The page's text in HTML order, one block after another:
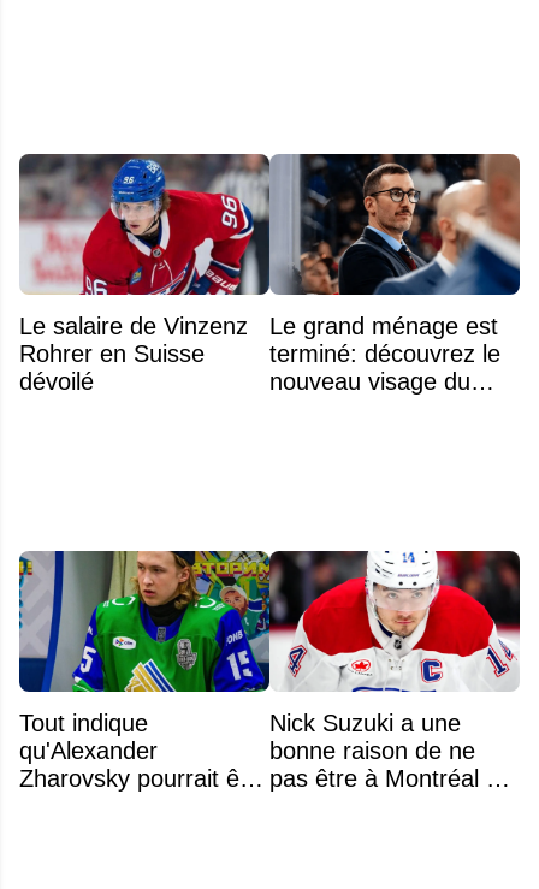
Le salaire de Vinzenz
Rohrer en Suisse
dévoilé
Le grand ménage est
terminé: découvrez le
nouveau visage du
Tout indique
qu'Alexander
Zharovsky pourrait être
Nick Suzuki a une
bonne raison de ne
pas être à Montréal cet